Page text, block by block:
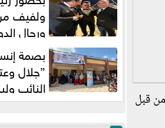
من قبل
ولفيف
ورجال
النائبان وليد التمامي
بصمة
”جلال
النائب
والبروفيسور جمال شيحة